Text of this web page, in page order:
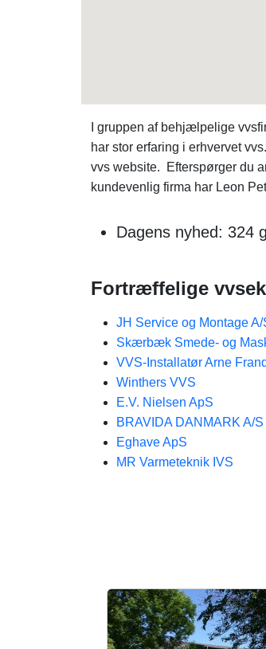
I gruppen af behjælpelige
har stor erfaring i erhvervet
vvs website. Efterspørger du
kundevenlig firma har Leon
Dagens nyhed: 324
Fortræffelige
JH Service og Montage A/
Skærbæk Smede- og
VVS-Installatør Arne
Winthers VVS
E.V. Nielsen ApS
BRAVIDA DANMARK A/S
Eghave ApS
MR Varmeteknik IVS